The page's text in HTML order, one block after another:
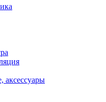
аксессуары